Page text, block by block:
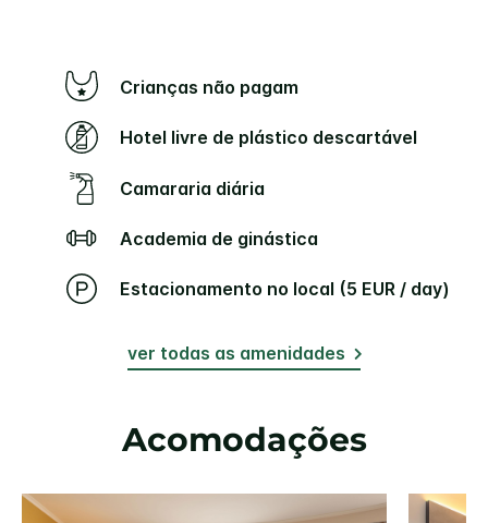
Crianças não pagam
Hotel livre de plástico descartável
Camararia diária
Academia de ginástica
Estacionamento no local (5 EUR / day)
ver todas as amenidades
Acomodações